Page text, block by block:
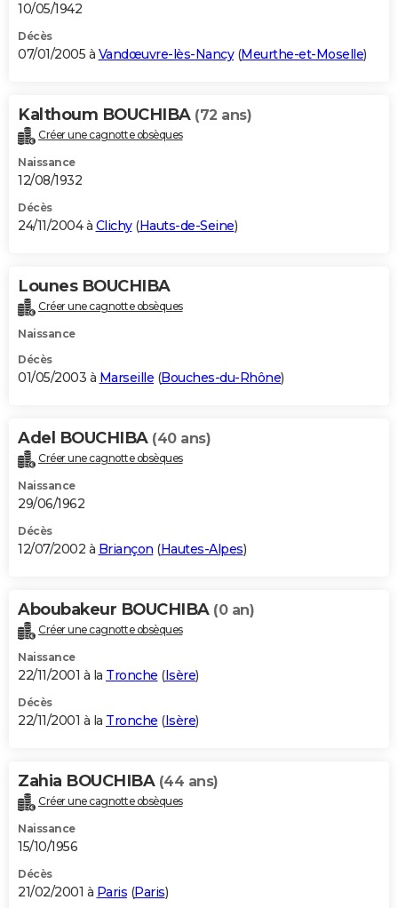
10/05/1942
Décès
07/01/2005 à Vandœuvre-lès-Nancy(Meurthe-et-Moselle)
Kalthoum BOUCHIBA (72 ans)
Créer une cagnotte obsèques
Naissance
12/08/1932
Décès
24/11/2004 à Clichy(Hauts-de-Seine)
Lounes BOUCHIBA
Créer une cagnotte obsèques
Naissance
Décès
01/05/2003 à Marseille (Bouches-du-Rhône)
Adel BOUCHIBA (40 ans)
Créer une cagnotte obsèques
Naissance
29/06/1962
Décès
12/07/2002 à Briançon (Hautes-Alpes)
Aboubakeur BOUCHIBA (0 an)
Créer une cagnotte obsèques
Naissance
22/11/2001 à la Tronche (Isère)
Décès
22/11/2001 à la Tronche (Isère)
Zahia BOUCHIBA (44 ans)
Créer une cagnotte obsèques
Naissance
15/10/1956
Décès
21/02/2001 à Paris (Paris)